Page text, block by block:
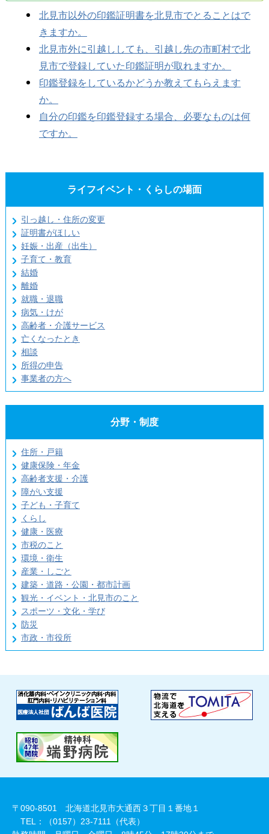
北見市以外の印鑑証明書を北見市でとることはで
きますか。
北見市外に引越ししても、引越し先の市町村で北
見市で登録していた印鑑証明が取れますか。
印鑑登録をしているかどうか教えてもらえます
か。
自分の印鑑を印鑑登録する場合、必要なものは何
ですか。
ライフイベント・くらしの場面
引っ越し・住所の変更
証明書がほしい
妊娠・出産（出生）
子育て・教育
結婚
離婚
就職・退職
病気・けが
高齢者・介護サービス
亡くなったとき
相談
所得の申告
事業者の方へ
分野・制度
住所・戸籍
健康保険・年金
高齢者支援・介護
障がい支援
子ども・子育て
くらし
健康・医療
市税のこと
環境・衛生
産業・しごと
建築・道路・公園・都市計画
観光・イベント・北見市のこと
スポーツ・文化・学び
防災
市政・市役所
〒090-8501 北海道北見市大通西３丁目１番地１
TEL：（0157）23-7111（代表）